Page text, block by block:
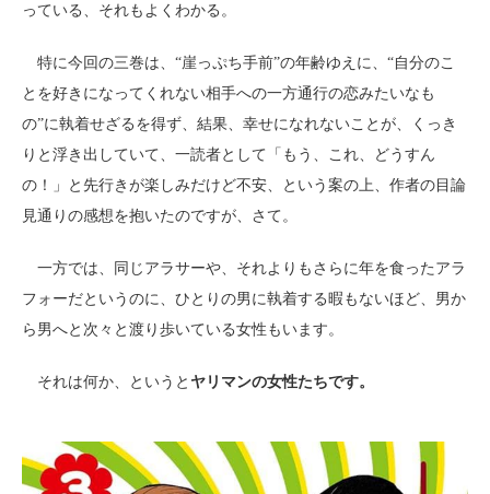
っている、それもよくわかる。
特に今回の三巻は、“崖っぷち手前”の年齢ゆえに、“自分のこ
とを好きになってくれない相手への一方通行の恋みたいなも
の”に執着せざるを得ず、結果、幸せになれないことが、くっき
りと浮き出していて、一読者として「もう、これ、どうすん
の！」と先行きが楽しみだけど不安、という案の上、作者の目論
見通りの感想を抱いたのですが、さて。
一方では、同じアラサーや、それよりもさらに年を食ったアラ
フォーだというのに、ひとりの男に執着する暇もないほど、男か
ら男へと次々と渡り歩いている女性もいます。
それは何か、というと ヤリマンの女性たちです。